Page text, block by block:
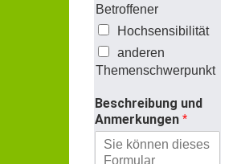
Betroffener
Hochsensibilität
anderen
Themenschwerpunkt
Beschreibung und
Anmerkungen *